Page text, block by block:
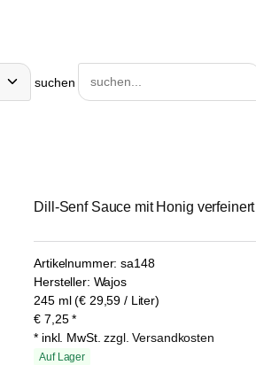
suchen
Dill-Senf Sauce mit Honig verfeinert
Artikelnummer: sa148
Hersteller: Wajos
245 ml (€ 29,59 / Liter)
€ 7,25 *
* inkl. MwSt.zzgl. Versandkosten
Auf Lager